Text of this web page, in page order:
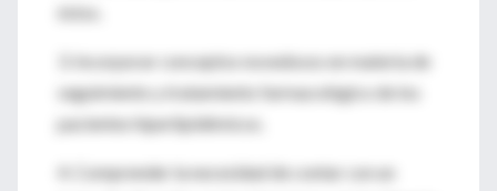
éstos.
3. Incorporar conceptos novedosos en materia de
seguimiento y tratamiento farmacológico de los
pacientes hiperlipidémicos.
4. Comprender la necesidad de contar con un